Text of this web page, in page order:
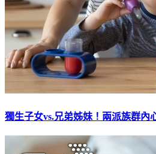
獨生子女vs.兄弟姊妹！兩派族群內